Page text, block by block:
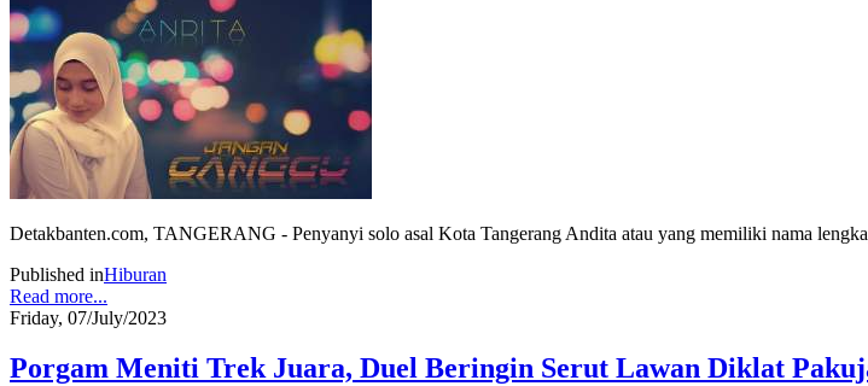
Detakbanten.com, TANGERANG - Penyanyi solo asal Kota Tangerang Andita atau yang memiliki nama
Published inHiburan
Read more...
Friday, 07/July/2023
Porgam Meniti Trek Juara, Duel Beringin Serut Lawan Diklat